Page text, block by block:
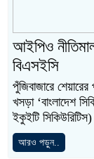
আইপিও
বিএসইসি
পুঁজিবাজারে
খসড়া ‘বাংলাদেশ
ইকুইটি
আরও পড়ুন..